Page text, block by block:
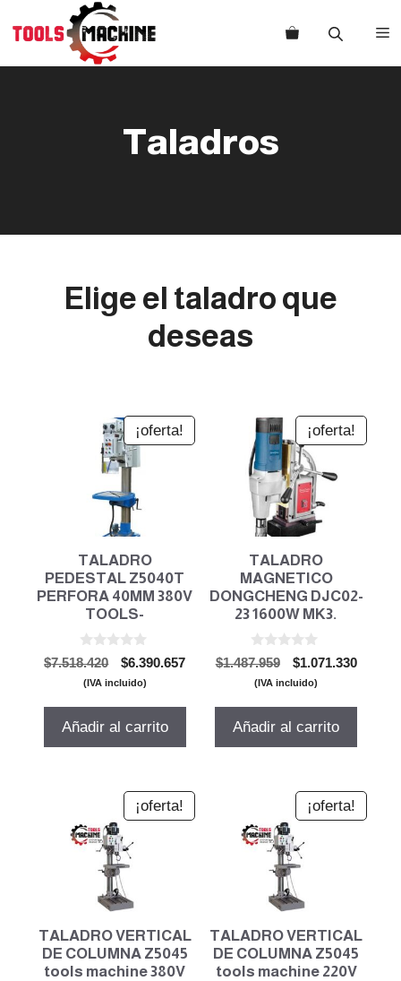
Taladros
Elige el taladro que
deseas
¡oferta!
TALADRO
PEDESTAL Z5040T
PERFORA 40MM 380V
TOOLS-
0
d
e
$7.518.420
El
precio
$6.390.657El
(IVA incluido)
Añadir al carrito
¡oferta!
TALADRO
MAGNETICO
DONGCHENG DJC02-
23 1600W MK3.
0
d
e
$1.487.959
El
precio
$1.071.330El
(IVA incluido)
Añadir al carrito
¡oferta!
TALADRO VERTICAL
DE COLUMNA Z5045
tools machine 380V
¡oferta!
TALADRO VERTICAL
DE COLUMNA Z5045
tools machine 220V